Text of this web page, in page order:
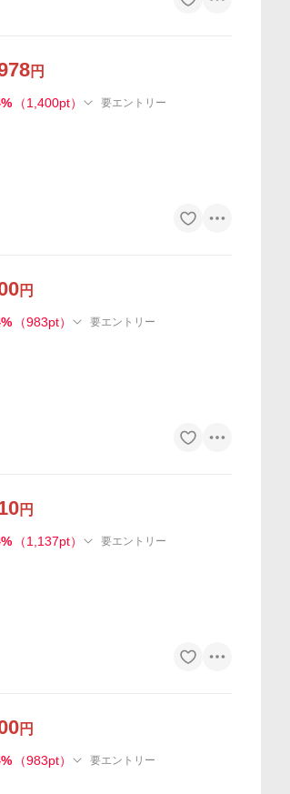
円
% （1,400pt） 要エントリー
円
% （983pt） 要エントリー
円
% （1,137pt） 要エントリー
円
% （983pt） 要エントリー